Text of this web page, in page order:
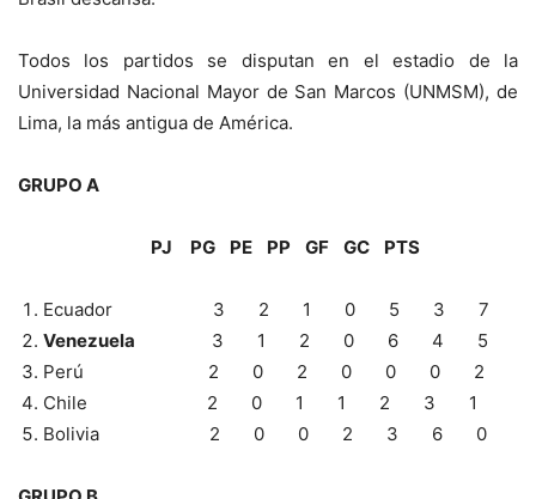
Todos los partidos se disputan en el estadio de la
Universidad Nacional Mayor de San Marcos (UNMSM), de
Lima, la más antigua de América.
GRUPO A
PJ PG PE PP GF GC PTS
Ecuador 3 2 1 0 5 3 7
Venezuela 3 1 2 0 6 4 5
Perú 2 0 2 0 0 0 2
Chile 2 0 1 1 2 3 1
Bolivia 2 0 0 2 3 6 0